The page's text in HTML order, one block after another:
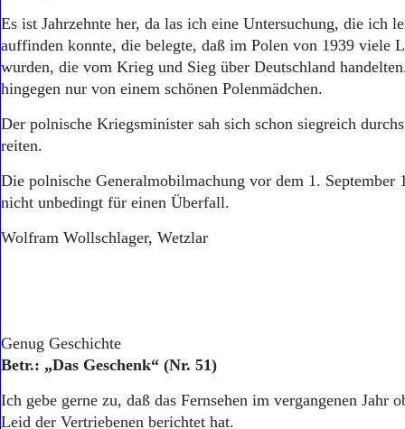
Es ist Jahrzehnte her, da las ich eine Untersuchung, die ich
auffinden konnte, die belegte, daß im Polen von 1939 viele
wurden, die vom Krieg und Sieg über Deutschland
hingegen nur von einem schönen Polenmädchen.
Der polnische Kriegsminister sah sich schon siegreich
reiten.
Die polnische Generalmobilmachung vor dem 1. September
nicht unbedingt für einen Überfall.
Wolfram Wollschlager, Wetzlar
Genug Geschichte
Betr.: „Das Geschenk“ (Nr. 51)
Ich gebe gerne zu, daß das Fernsehen im vergangenen Jahr
Leid der Vertriebenen berichtet hat.